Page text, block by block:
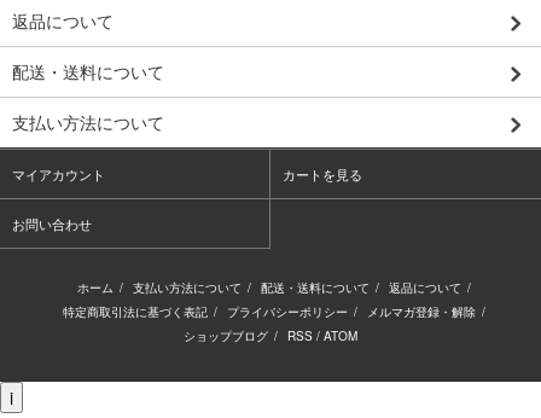
返品について
配送・送料について
支払い方法について
マイアカウント カートを見る
お問い合わせ
ホーム / 支払い方法について / 配送・送料について / 返品について /
特定商取引法に基づく表記 / プライバシーポリシー / メルマガ登録・解除 /
ショップブログ / RSS / ATOM
i